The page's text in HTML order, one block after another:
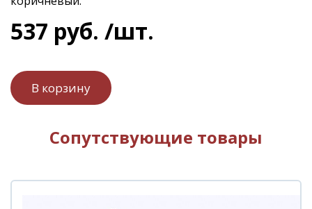
537 руб. /шт.
Сопутствующие товары